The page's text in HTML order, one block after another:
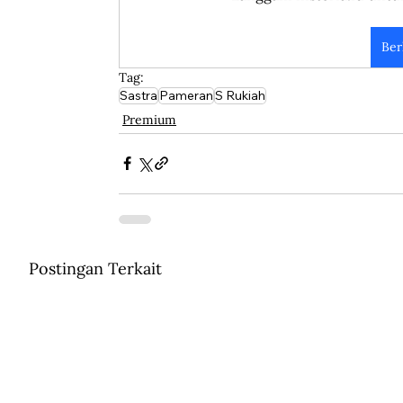
Tag:
SastraPameranS Rukiah
Premium
Postingan Terkait